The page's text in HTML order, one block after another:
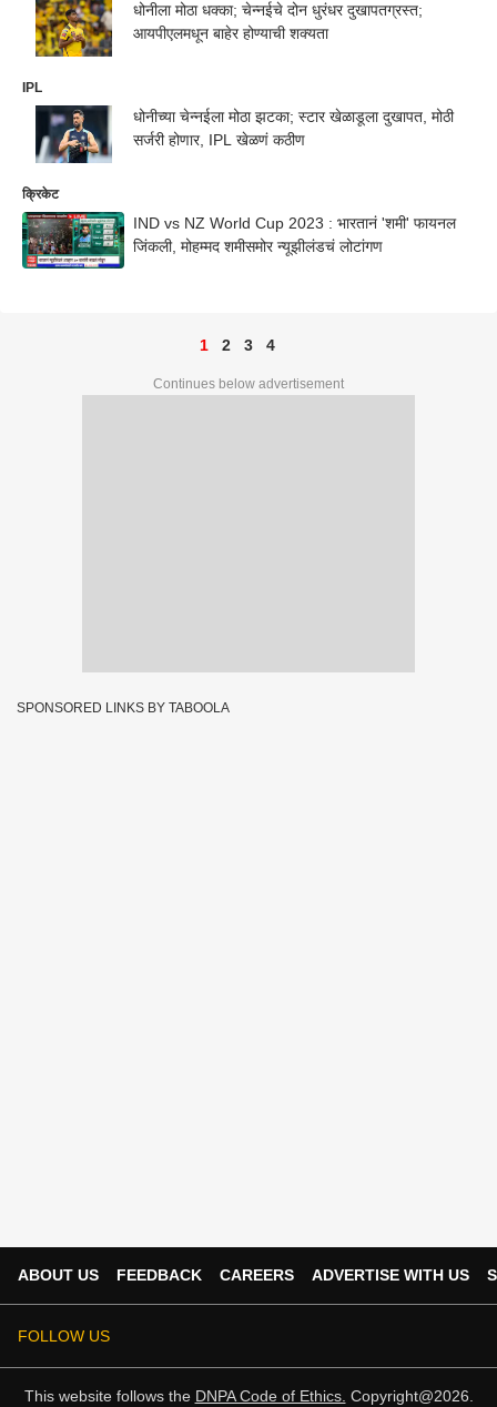
धोनीला मोठा धक्का; चेन्नईचे दोन धुरंधर दुखापतग्रस्त;
आयपीएलमधून बाहेर होण्याची शक्यता
IPL
धोनीच्या चेन्नईला मोठा झटका; स्टार खेळाडूला दुखापत, मोठी
सर्जरी होणार, IPL खेळणं कठीण
क्रिकेट
IND vs NZ World Cup 2023 : भारतानं 'शमी' फायनल
जिंकली, मोहम्मद शमीसमोर न्यूझीलंडचं लोटांगण
1 2 3 4
Continues below advertisement
SPONSORED LINKS BY TABOOLA
ABOUT US FEEDBACK CAREERS ADVERTISE WITH US
FOLLOW US
This website follows the DNPA Code of Ethics. Copyright@2026.